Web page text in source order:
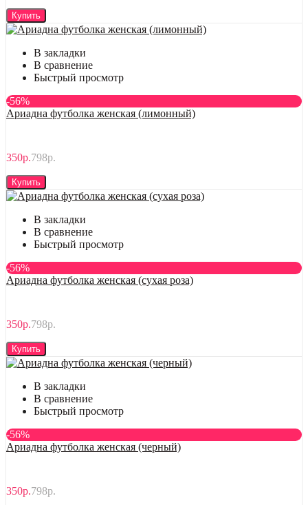
Купить
В закладки
В сравнение
Быстрый просмотр
-56%
Ариадна футболка женская (лимонный)
350р.798р.
Купить
В закладки
В сравнение
Быстрый просмотр
-56%
Ариадна футболка женская (сухая роза)
350р.798р.
Купить
В закладки
В сравнение
Быстрый просмотр
-56%
Ариадна футболка женская (черный)
350р.798р.